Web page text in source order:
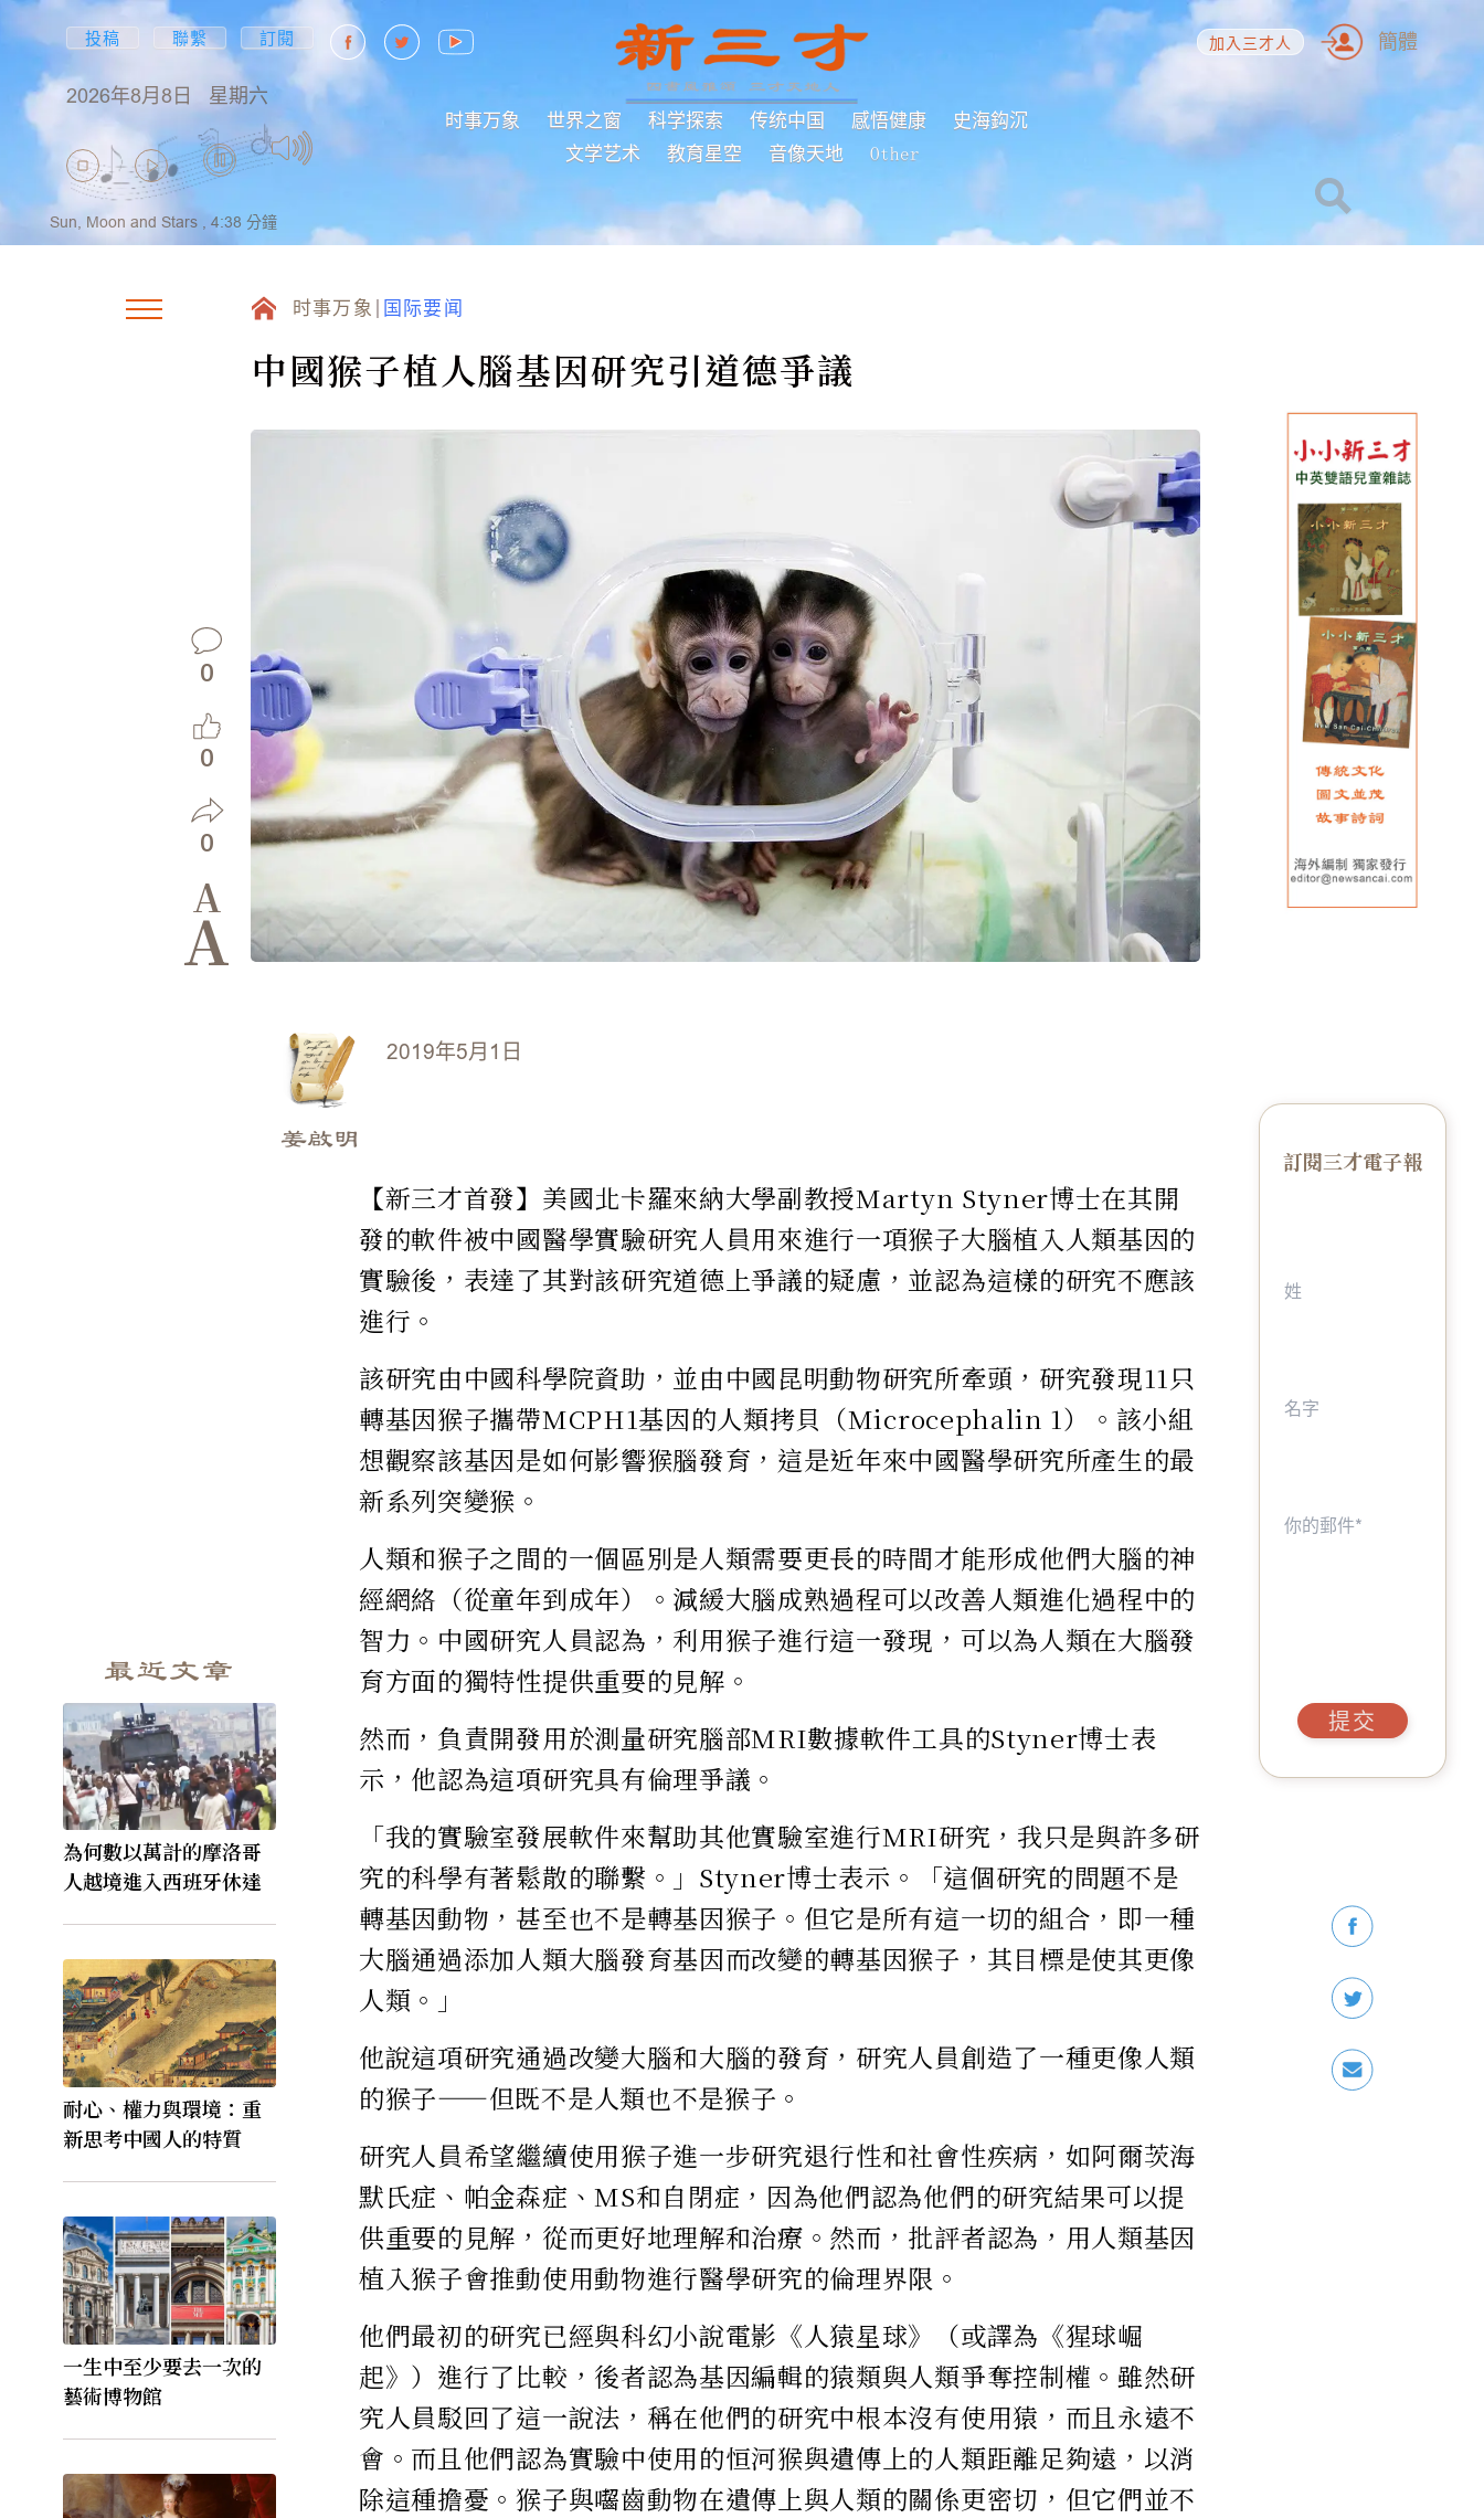
投稿 聯繫 訂閱
2026年8月8日 星期六
时事万象 世界之窗 科学探索 传统中国 感悟健康
史海鈎沉
文学艺术
教育星空 音像天地 Other
加入三才人 簡體
Sun, Moon and Stars , 4:38 分鐘
时事万象 国际要闻
中國猴子植人腦基因研究引道德爭議
0
0
0
A
A
最近文章
為何數以萬計的摩洛哥
人越境進入西班牙休達
耐心、權力與環境：重
新思考中國人的特質
一生中至少要去一次的
藝術博物館
2019年5月1日
姜啟明
【新三才首發】美國北卡羅來納大學副教授Martyn Styner博士在其開
發的軟件被中國醫學實驗研究人員用來進行一項猴子大腦植入人類基因的
實驗後，表達了其對該研究道德上爭議的疑慮，並認為這樣的研究不應該
進行。
該研究由中國科學院資助，並由中國昆明動物研究所牽頭，研究發現11只
轉基因猴子攜帶MCPH1基因的人類拷貝（Microcephalin 1）。該小組
想觀察該基因是如何影響猴腦發育，這是近年來中國醫學研究所產生的最
新系列突變猴。
人類和猴子之間的一個區別是人類需要更長的時間才能形成他們大腦的神
經網絡（從童年到成年）。減緩大腦成熟過程可以改善人類進化過程中的
智力。中國研究人員認為，利用猴子進行這一發現，可以為人類在大腦發
育方面的獨特性提供重要的見解。
然而，負責開發用於測量研究腦部MRI數據軟件工具的Styner博士表
示，他認為這項研究具有倫理爭議。
「我的實驗室發展軟件來幫助其他實驗室進行MRI研究，我只是與許多研
究的科學有著鬆散的聯繫。」Styner博士表示。「這個研究的問題不是
轉基因動物，甚至也不是轉基因猴子。但它是所有這一切的組合，即一種
大腦通過添加人類大腦發育基因而改變的轉基因猴子，其目標是使其更像
人類。」
他說這項研究通過改變大腦和大腦的發育，研究人員創造了一種更像人類
的猴子——但既不是人類也不是猴子。
研究人員希望繼續使用猴子進一步研究退行性和社會性疾病，如阿爾茨海
默氏症、帕金森症、MS和自閉症，因為他們認為他們的研究結果可以提
供重要的見解，從而更好地理解和治療。然而，批評者認為，用人類基因
植入猴子會推動使用動物進行醫學研究的倫理界限。
他們最初的研究已經與科幻小說電影《人猿星球》（或譯為《猩球崛
起》）進行了比較，後者認為基因編輯的猿類與人類爭奪控制權。雖然研
究人員駁回了這一說法，稱在他們的研究中根本沒有使用猿，而且永遠不
會。而且他們認為實驗中使用的恒河猴與遺傳上的人類距離足夠遠，以消
除這種擔憂。猴子與囓齒動物在遺傳上與人類的關係更密切，但它們並不
訂閱三才電子報
提交